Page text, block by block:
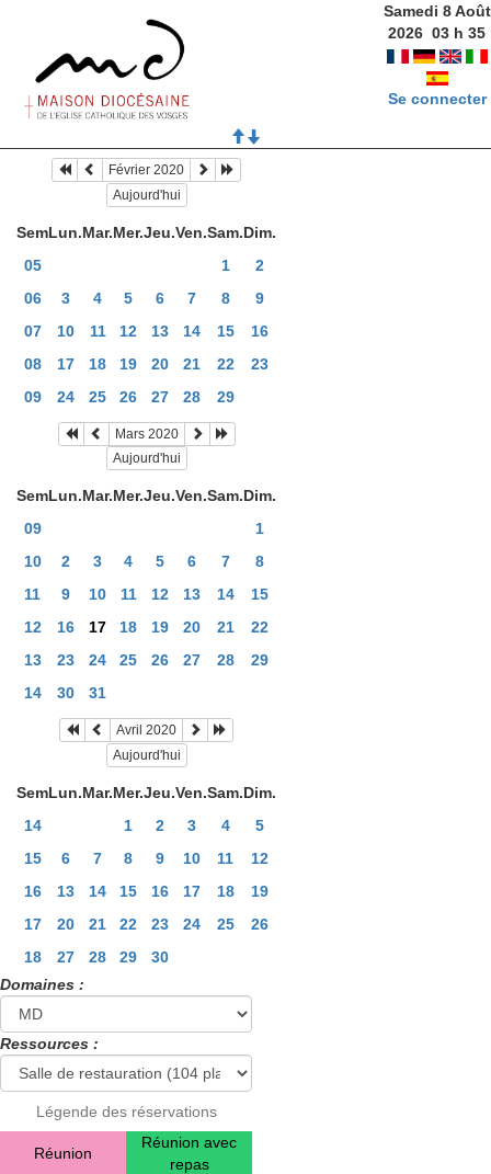
Samedi 8 Août
2026 03 h35
Se connecter
Février 2020
Aujourd'hui
SemLun.Mar.Mer.Jeu.Ven.Sam.Dim.
05
1
2
06
3 4 5 6 7 8
9
07
10 11 12 13 14 15
16
08
17 18 19 20 21 22
23
09
24 25 26 27 28 29
Mars 2020
Aujourd'hui
SemLun.Mar.Mer.Jeu.Ven.Sam.Dim.
09
1
10
2 3 4 5 6 7
8
11
9 10 11 12 13 14
15
12
16 17 18 19 20 21
22
13
23 24 25 26 27 28
29
14
30 31
Avril 2020
Aujourd'hui
SemLun.Mar.Mer.Jeu.Ven.Sam.Dim.
14
1 2 3 4
5
15
6 7 8 9 10 11
12
16
13 14 15 16 17 18
19
17
20 21 22 23 24 25
26
18
27 28 29
30
Domaines :
Ressources :
Légende des réservations
Réunion
Réunion avec
repas